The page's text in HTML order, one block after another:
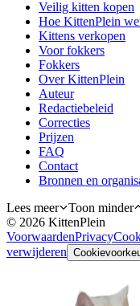
Veilig kitten kopen
Hoe KittenPlein
Kittens verkopen
Voor fokkers
Fokkers
Over KittenPlein
Auteur
Redactiebeleid
Correcties
Prijzen
FAQ
Contact
Bronnen en
Lees meer
Toon minder
© 2026 KittenPlein
VoorwaardenPrivacy
verwijderen